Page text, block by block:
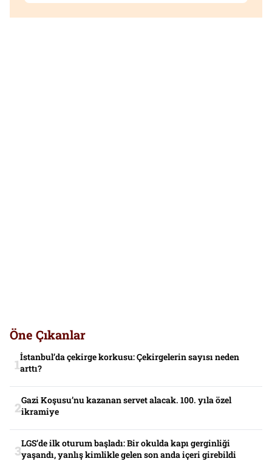
Öne Çıkanlar
İstanbul’da çekirge korkusu: Çekirgelerin sayısı neden
arttı?
Gazi Koşusu’nu kazanan servet alacak. 100. yıla özel
ikramiye
LGS’de ilk oturum başladı: Bir okulda kapı gerginliği
yaşandı, yanlış kimlikle gelen son anda içeri girebildi